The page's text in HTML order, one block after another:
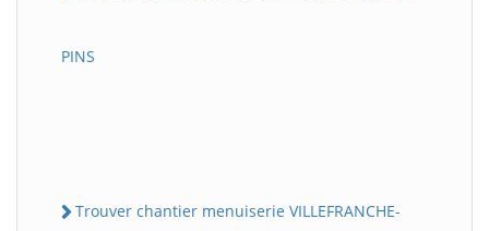
PINS
Trouver chantier menuiserie VILLEFRANCHE-